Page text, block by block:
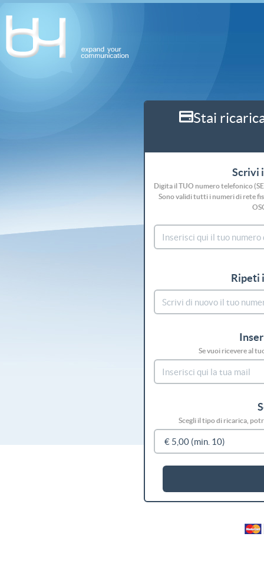
Stai
Scrivi
Digita il TUO numero telefonico
Sono validi tutti i numeri di rete
Ripeti
Se vuoi ricevere al
Scegli il tipo di ricarica,